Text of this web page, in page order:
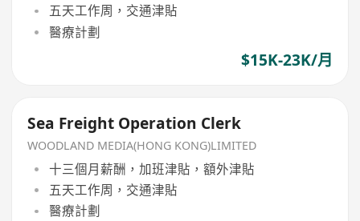
五天工作周，交通津貼
醫療計劃
$15K-23K/月
Sea Freight Operation Clerk
WOODLAND MEDIA(HONG KONG)LIMITED
十三個月薪酬，加班津貼，額外津貼
五天工作周，交通津貼
醫療計劃